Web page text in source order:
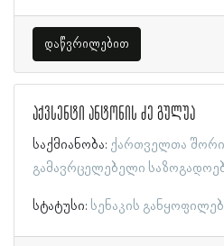
დაწვრილებით
აქვსენტი ანტონის ძე გულუა
საქმიანობა: ქართველთა
გამავრცელებელი
სტატუსი: სენაკის